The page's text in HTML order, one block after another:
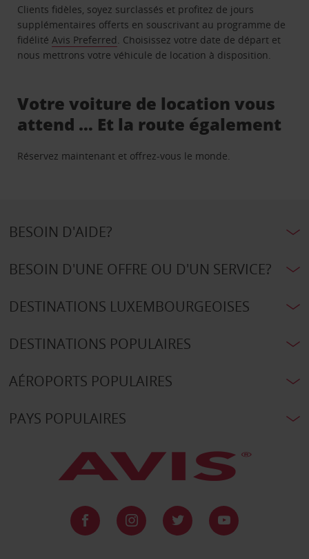
Clients fidèles, soyez surclassés et profitez de jours
supplémentaires offerts en souscrivant au programme de
fidélitéAvis Preferred. Choisissez votre date de départ et
nous mettrons votre véhicule de location à disposition.
Votre voiture de location vous
attend … Et la route également
Réservez maintenant et offrez-vous le monde.
BESOIN D'AIDE?
BESOIN D'UNE OFFRE OU D'UN SERVICE?
DESTINATIONS LUXEMBOURGEOISES
DESTINATIONS POPULAIRES
AÉROPORTS POPULAIRES
PAYS POPULAIRES